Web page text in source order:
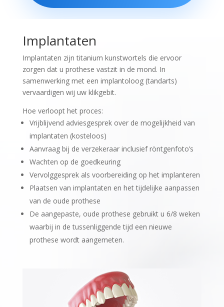
Implantaten
Implantaten zijn titanium kunstwortels die ervoor
zorgen dat u prothese vastzit in de mond. In
samenwerking met een implantoloog (tandarts)
vervaardigen wij uw klikgebit.
Hoe verloopt het proces:
Vrijblijvend adviesgesprek over de mogelijkheid van
implantaten (kosteloos)
Aanvraag bij de verzekeraar inclusief röntgenfoto’s
Wachten op de goedkeuring
Vervolggesprek als voorbereiding op het implanteren
Plaatsen van implantaten en het tijdelijke aanpassen
van de oude prothese
De aangepaste, oude prothese gebruikt u 6/8 weken
waarbij in de tussenliggende tijd een nieuwe
prothese wordt aangemeten.